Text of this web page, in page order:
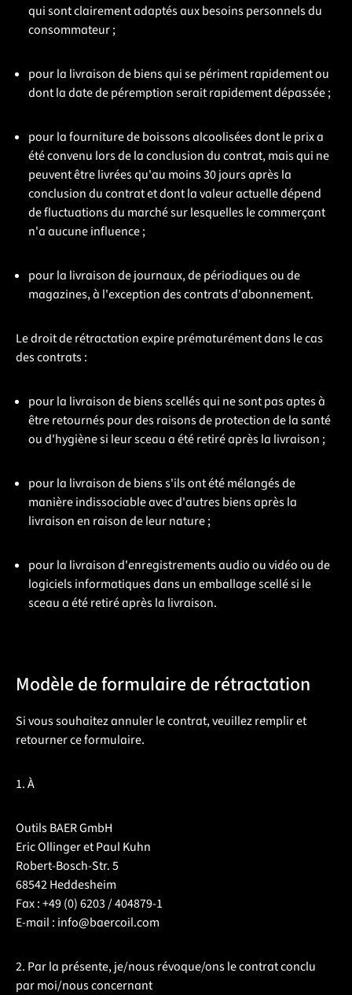
qui sont clairement adaptés aux besoins personnels du
consommateur ;
pour la livraison de biens qui se périment rapidement ou
dont la date de péremption serait rapidement dépassée ;
pour la fourniture de boissons alcoolisées dont le prix a
été convenu lors de la conclusion du contrat, mais qui ne
peuvent être livrées qu'au moins 30 jours après la
conclusion du contrat et dont la valeur actuelle dépend
de fluctuations du marché sur lesquelles le commerçant
n'a aucune influence ;
pour la livraison de journaux, de périodiques ou de
magazines, à l'exception des contrats d'abonnement.
Le droit de rétractation expire prématurément dans le cas
des contrats :
pour la livraison de biens scellés qui ne sont pas aptes à
être retournés pour des raisons de protection de la santé
ou d'hygiène si leur sceau a été retiré après la livraison ;
pour la livraison de biens s'ils ont été mélangés de
manière indissociable avec d'autres biens après la
livraison en raison de leur nature ;
pour la livraison d'enregistrements audio ou vidéo ou de
logiciels informatiques dans un emballage scellé si le
sceau a été retiré après la livraison.
Modèle de formulaire de rétractation
Si vous souhaitez annuler le contrat, veuillez remplir et
retourner ce formulaire.
1. À
Outils BAER GmbH
Eric Ollinger et Paul Kuhn
Robert-Bosch-Str. 5
68542 Heddesheim
Fax : +49 (0) 6203 / 404879-1
E-mail : info@baercoil.com
2. Par la présente, je/nous révoque/ons le contrat conclu
par moi/nous concernant